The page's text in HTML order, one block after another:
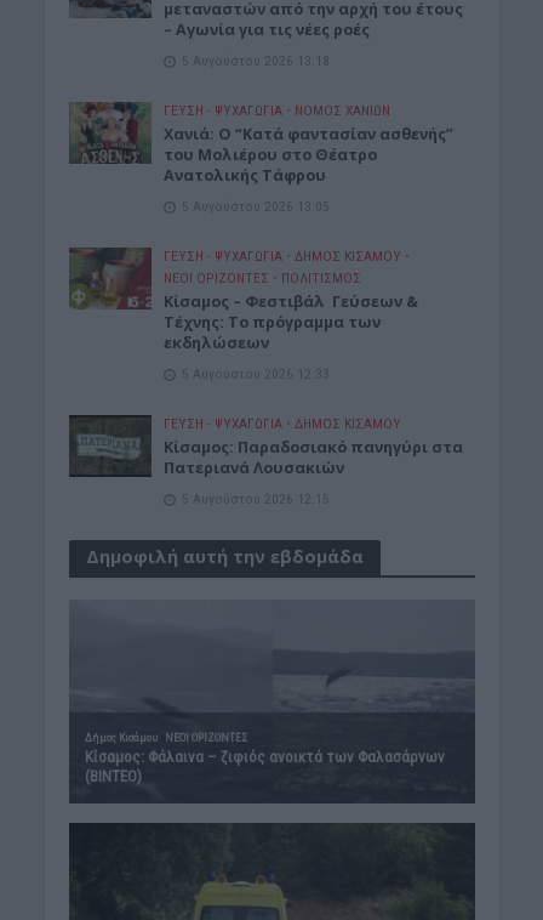
μεταναστών από την αρχή του έτους
– Αγωνία για τις νέες ροές
5 Αυγούστου 2026 13:18
ΓΕΎΣΗ - ΨΥΧΑΓΩΓΊΑ • ΝΟΜΌΣ ΧΑΝΊΩΝ
Χανιά: Ο “Κατά φαντασίαν ασθενής”
του Μολιέρου στο Θέατρο
Ανατολικής Τάφρου
5 Αυγούστου 2026 13:05
ΓΕΎΣΗ - ΨΥΧΑΓΩΓΊΑ • ΔΉΜΟΣ ΚΙΣΆΜΟΥ •
ΝΕΟΙ ΟΡΙΖΟΝΤΕΣ • ΠΟΛΙΤΙΣΜΟΣ
Κίσαμος – Φεστιβάλ Γεύσεων &
Τέχνης: Το πρόγραμμα των
εκδηλώσεων
5 Αυγούστου 2026 12:33
ΓΕΎΣΗ - ΨΥΧΑΓΩΓΊΑ • ΔΉΜΟΣ ΚΙΣΆΜΟΥ
Κίσαμος: Παραδοσιακό πανηγύρι στα
Πατεριανά Λουσακιών
5 Αυγούστου 2026 12:15
Δημοφιλή αυτή την εβδομάδα